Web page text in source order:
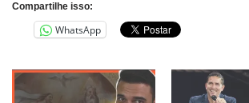
Compartilhe isso:
WhatsApp